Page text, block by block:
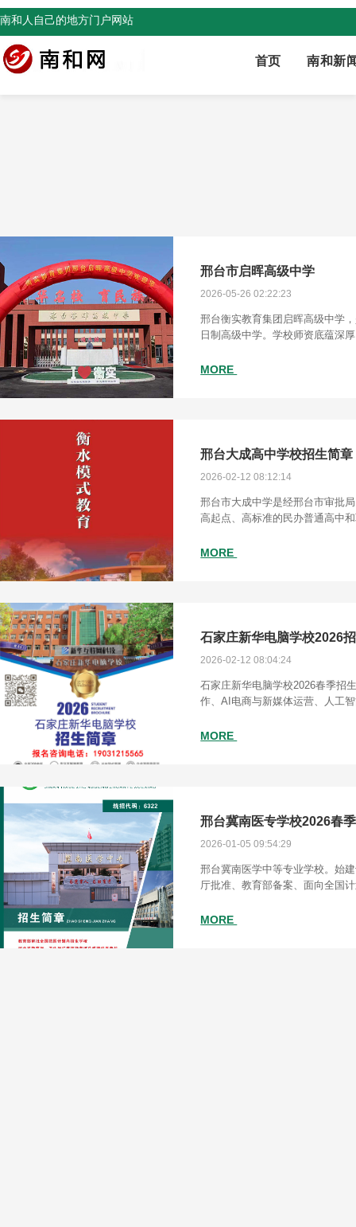
南和人自己的地方门户网站
首页 南和新
邢台市启晖高级中学
2026-05-26 02:22:23
邢台衡实教育集团启晖高级中学
日制高级中学。学校师资底蕴深
家讲座，依托
MORE
邢台大成高中学校招生简章
2026-02-12 08:12:14
邢台市大成中学是经邢台市审批
高起点、高标准的民办普通高中
MORE
石家庄新华电脑学校2026
2026-02-12 08:04:24
石家庄新华电脑学校2026春季招
作、AI电商与新媒体运营、人工
达设计、对口计
MORE
邢台冀南医专学校2026春
2026-01-05 09:54:29
邢台冀南医学中等专业学校。始
厅批准、教育部备案、面向全国
科新生的学历教育，以培
MORE